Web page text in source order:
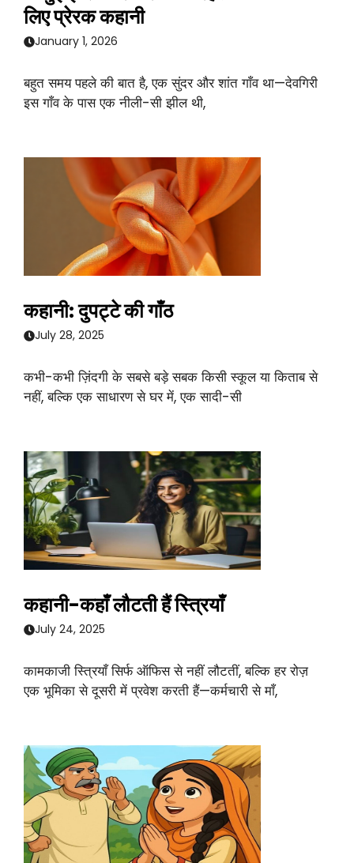
लिए प्रेरक कहानी
January 1, 2026
बहुत समय पहले की बात है, एक सुंदर और शांत गाँव था—देवगिरी
इस गाँव के पास एक नीली-सी झील थी,
कहानी: दुपट्टे की गाँठ
July 28, 2025
कभी-कभी ज़िंदगी के सबसे बड़े सबक किसी स्कूल या किताब से
नहीं, बल्कि एक साधारण से घर में, एक सादी-सी
कहानी-कहाँ लौटती हैं स्त्रियाँ
July 24, 2025
कामकाजी स्त्रियाँ सिर्फ ऑफिस से नहीं लौटतीं, बल्कि हर रोज़
एक भूमिका से दूसरी में प्रवेश करती हैं—कर्मचारी से माँ,